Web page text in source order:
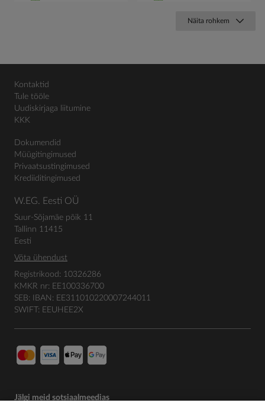
Näita rohkem
Kontaktid
Tule tööle
Uudiskirjaga liitumine
KKK
Dokumendid
Müügitingimused
Privaatsustingimused
Krediiditingimused
W.EG. Eesti OÜ
Suur-Sõjamäe põik 11
Tallinn 11415
Eesti
Võta ühendust
Registrikood: 10326286
KMKR nr: EE100336700
SEB: IBAN: EE311010220007244011
SWIFT: EEUHEE2X
Jälgi meid sotsiaalmeedias